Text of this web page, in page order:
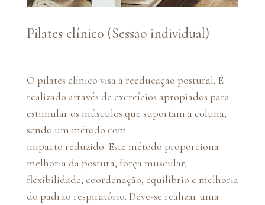
Pilates clínico (Sessão individual)
O pilates clínico visa á reeducação postural. É
realizado através de exercícios apropiados para
estimular os músculos que suportam a coluna,
sendo um método com
impacto reduzido. Este método proporciona
melhoria da postura, força muscular,
flexibilidade, coordenação, equilíbrio e melhoria
do padrão respiratório. Deve-se realizar uma